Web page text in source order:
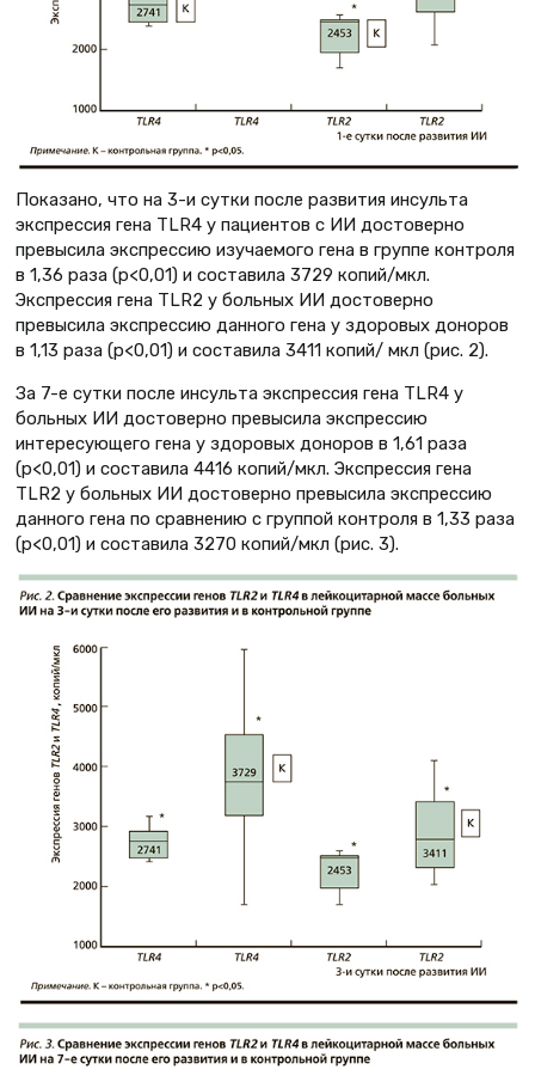
Показано, что на 3-и сутки после развития инсульта
экспрессия гена TLR4 у пациентов с ИИ достоверно
превысила экспрессию изучаемого гена в группе контроля
в 1,36 раза (p<0,01) и составила 3729 копий/мкл.
Экспрессия гена TLR2 у больных ИИ достоверно
превысила экспрессию данного гена у здоровых доноров
в 1,13 раза (p<0,01) и составила 3411 копий/ мкл (рис. 2).
За 7-е сутки после инсульта экспрессия гена TLR4 у
больных ИИ достоверно превысила экспрессию
интересующего гена у здоровых доноров в 1,61 раза
(p<0,01) и составила 4416 копий/мкл. Экспрессия гена
TLR2 у больных ИИ достоверно превысила экспрессию
данного гена по сравнению с группой контроля в 1,33 раза
(p<0,01) и составила 3270 копий/мкл (рис. 3).